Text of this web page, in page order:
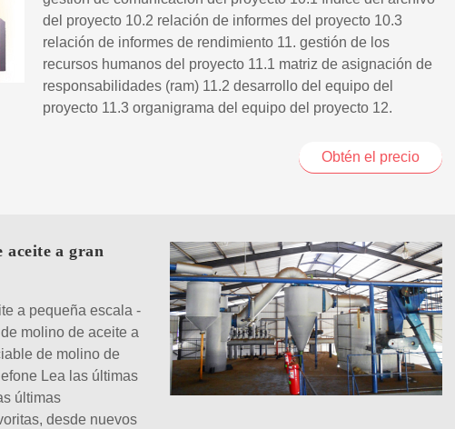
del proyecto 10.2 relación de informes del proyecto 10.3
relación de informes de rendimiento 11. gestión de los
recursos humanos del proyecto 11.1 matriz de asignación de
responsabilidades (ram) 11.2 desarrollo del equipo del
proyecto 11.3 organigrama del equipo del proyecto 12.
Obtén el precio
aceite a gran
a pequeña escala -
molino de aceite a
de molino de
Lea las últimas
últimas
desde nuevos